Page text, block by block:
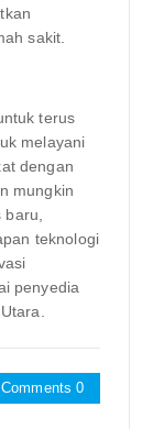
sakit.
terus
melayani
dengan
mungkin
teknologi
penyedia
Comments 0